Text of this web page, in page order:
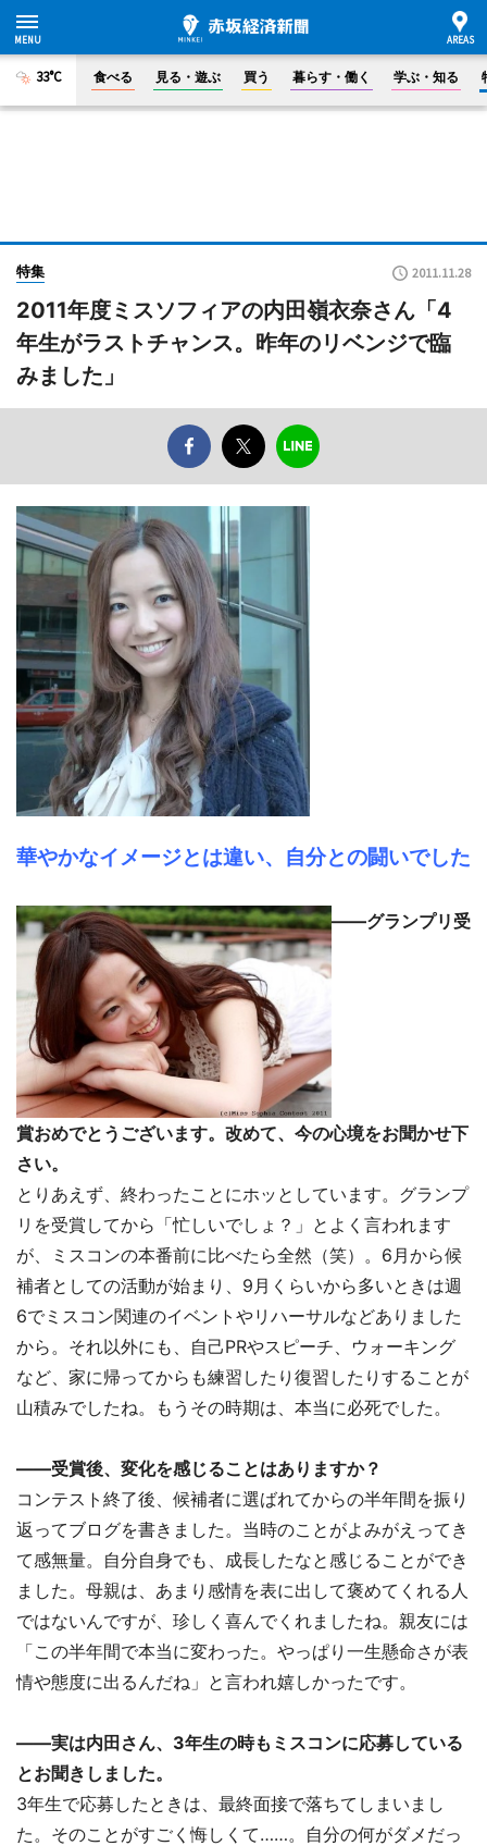
33°C 食べる 見る・遊ぶ 買う 暮らす・働く 学ぶ・知る
特集 2011.11.28
2011年度ミスソフィアの内田嶺衣奈さん「4
年生がラストチャンス。昨年のリベンジで臨
みました」
華やかなイメージとは違い、自分との闘いでした
――グランプリ受
賞おめでとうございます。改めて、今の心境をお聞かせ下
さい。
とりあえず、終わったことにホッとしています。グランプ
リを受賞してから「忙しいでしょ？」とよく言われます
が、ミスコンの本番前に比べたら全然（笑）。6月から候
補者としての活動が始まり、9月くらいから多いときは週
6でミスコン関連のイベントやリハーサルなどありました
から。それ以外にも、自己PRやスピーチ、ウォーキング
など、家に帰ってからも練習したり復習したりすることが
山積みでしたね。もうその時期は、本当に必死でした。
――受賞後、変化を感じることはありますか？
コンテスト終了後、候補者に選ばれてからの半年間を振り
返ってブログを書きました。当時のことがよみがえってき
て感無量。自分自身でも、成長したなと感じることができ
ました。母親は、あまり感情を表に出して褒めてくれる人
ではないんですが、珍しく喜んでくれましたね。親友には
「この半年間で本当に変わった。やっぱり一生懸命さが表
情や態度に出るんだね」と言われ嬉しかったです。
――実は内田さん、3年生の時もミスコンに応募している
とお聞きしました。
3年生で応募したときは、最終面接で落ちてしまいまし
た。そのことがすごく悔しくて……。自分の何がダメだっ